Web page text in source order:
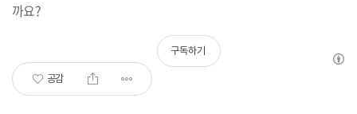
까요?
공감
구독하기